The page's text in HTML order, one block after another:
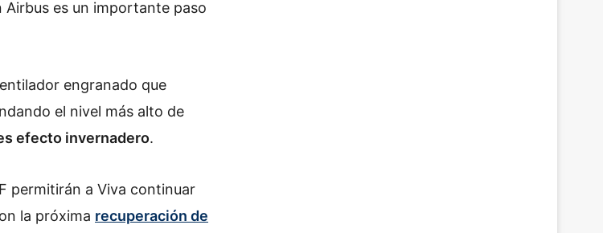
es un importante paso
engranado que
el nivel más alto de
efecto invernadero.
permitirán a Viva continuar
la próxima recuperación de